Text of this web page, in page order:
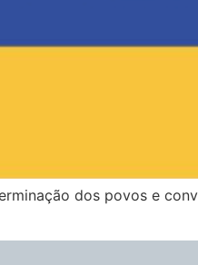
dos povos e